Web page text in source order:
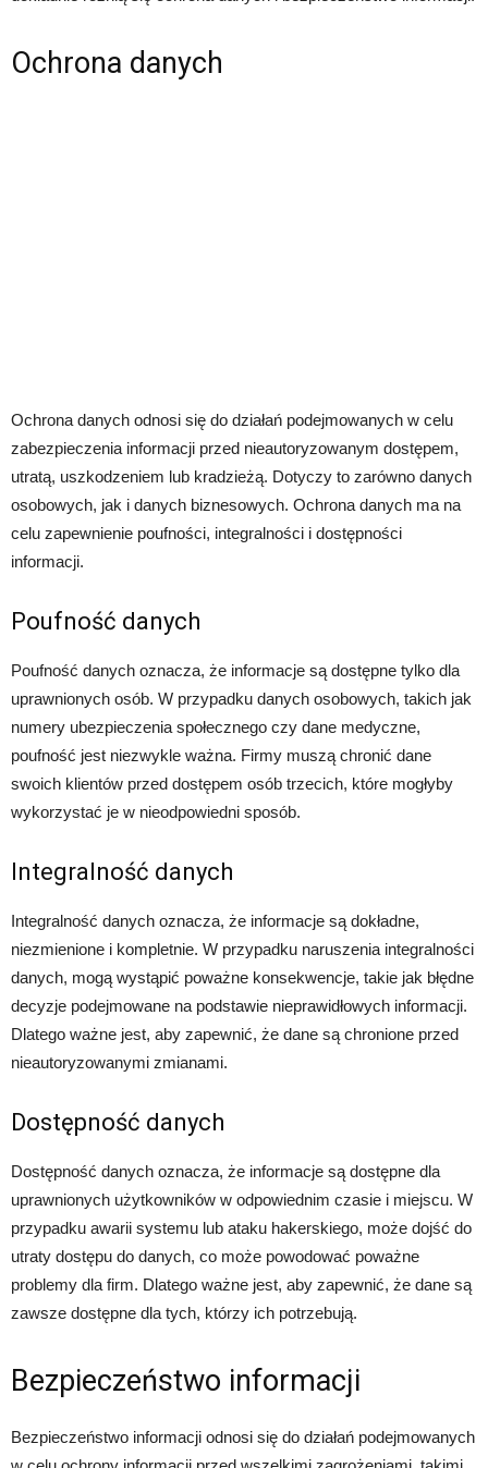
Ochrona danych
Ochrona danych odnosi się do działań podejmowanych w celu
zabezpieczenia informacji przed nieautoryzowanym dostępem,
utratą, uszkodzeniem lub kradzieżą. Dotyczy to zarówno danych
osobowych, jak i danych biznesowych. Ochrona danych ma na
celu zapewnienie poufności, integralności i dostępności
informacji.
Poufność danych
Poufność danych oznacza, że informacje są dostępne tylko dla
uprawnionych osób. W przypadku danych osobowych, takich jak
numery ubezpieczenia społecznego czy dane medyczne,
poufność jest niezwykle ważna. Firmy muszą chronić dane
swoich klientów przed dostępem osób trzecich, które mogłyby
wykorzystać je w nieodpowiedni sposób.
Integralność danych
Integralność danych oznacza, że informacje są dokładne,
niezmienione i kompletnie. W przypadku naruszenia integralności
danych, mogą wystąpić poważne konsekwencje, takie jak błędne
decyzje podejmowane na podstawie nieprawidłowych informacji.
Dlatego ważne jest, aby zapewnić, że dane są chronione przed
nieautoryzowanymi zmianami.
Dostępność danych
Dostępność danych oznacza, że informacje są dostępne dla
uprawnionych użytkowników w odpowiednim czasie i miejscu. W
przypadku awarii systemu lub ataku hakerskiego, może dojść do
utraty dostępu do danych, co może powodować poważne
problemy dla firm. Dlatego ważne jest, aby zapewnić, że dane są
zawsze dostępne dla tych, którzy ich potrzebują.
Bezpieczeństwo informacji
Bezpieczeństwo informacji odnosi się do działań podejmowanych